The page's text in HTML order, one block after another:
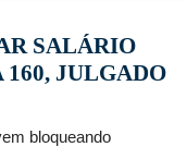
SALÁRIO
JULGADO
bloqueando